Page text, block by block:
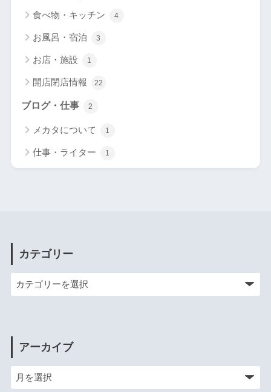
食べ物・キッチン 4
お風呂・宿泊 3
お店・施設 1
開店閉店情報 22
ブログ・仕事 2
メカタについて 1
仕事・ライター 1
カテゴリー
アーカイブ